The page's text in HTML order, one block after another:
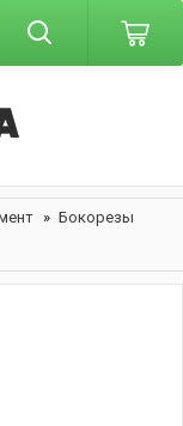
Бокорезы